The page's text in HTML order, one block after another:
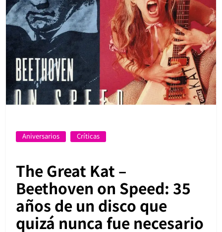
Aniversarios Críticas
The Great Kat –
Beethoven on Speed: 35
años de un disco que
quizá nunca fue necesario